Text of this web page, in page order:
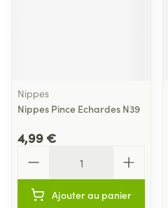
Nippes
Nippes Pince Echardes N39
4,99 €
Ajouter au panier